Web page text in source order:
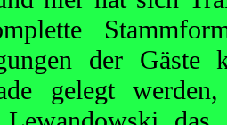
der
gelegt